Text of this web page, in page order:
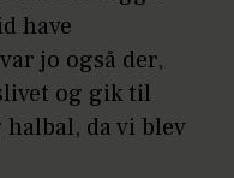
have
jo også der,
og gik til
halbal, da vi blev